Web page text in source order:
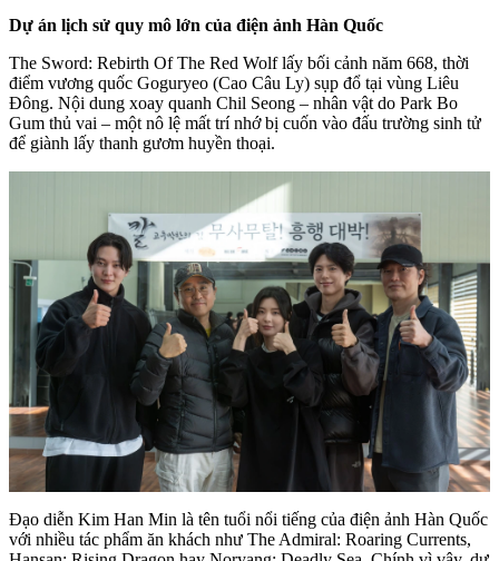
Dự án lịch sử quy mô lớn của điện ảnh Hàn Quốc
The Sword: Rebirth Of The Red Wolf lấy bối cảnh năm 668, thời
điểm vương quốc Goguryeo (Cao Câu Ly) sụp đổ tại vùng Liêu
Đông. Nội dung xoay quanh Chil Seong – nhân vật do Park Bo
Gum thủ vai – một nô lệ mất trí nhớ bị cuốn vào đấu trường sinh tử
để giành lấy thanh gươm huyền thoại.
Đạo diễn Kim Han Min là tên tuổi nổi tiếng của điện ảnh Hàn Quốc
với nhiều tác phẩm ăn khách như The Admiral: Roaring Currents,